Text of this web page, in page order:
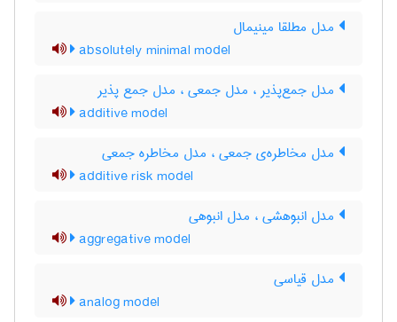
مدل مطلقا مینیمال
absolutely minimal model
مدل جمع‌پذیر ، ‌مدل جمعی ، مدل جمع پذیر
additive model
مدل مخاطره‌ی جمعی ، مدل مخاطره جمعی
additive risk model
مدل انبوهشی ، مدل انبوهی
aggregative model
مدل قیاسی
analog model